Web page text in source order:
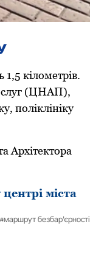
1,5 кілометрів.
(ЦНАП),
поліклініку
Аpхітектopа
міста
маршрут безбар'єрності